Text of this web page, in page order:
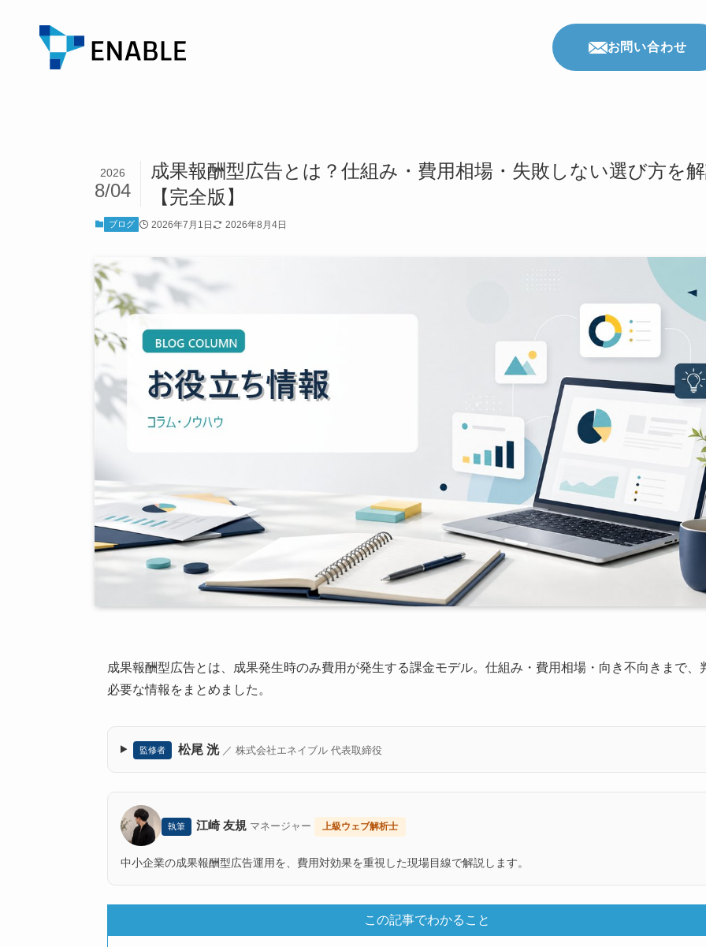
お問い合わせ
成果報酬型広告とは？仕組み・費用相場・失敗しない選び方を
【完全版】
2026
8/04
ブログ 2026年7月1日 2026年8月4日
成果報酬型広告とは、成果発生時のみ費用が発生する課金モデル。仕組み・費用相場・向き不向きまで、
必要な情報をまとめました。
監修者 松尾 洸／ 株式会社エネイブル 代表取締役
執筆 江崎 友規 マネージャー 上級ウェブ解析士
中小企業の成果報酬型広告運用を、費用対効果を重視した現場目線で解説します。
この記事でわかること